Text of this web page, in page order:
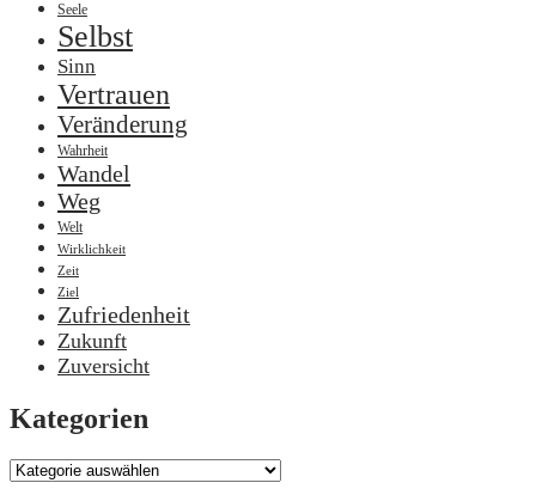
Seele
Selbst
Sinn
Vertrauen
Veränderung
Wahrheit
Wandel
Weg
Welt
Wirklichkeit
Zeit
Ziel
Zufriedenheit
Zukunft
Zuversicht
Kategorien
Kategorien